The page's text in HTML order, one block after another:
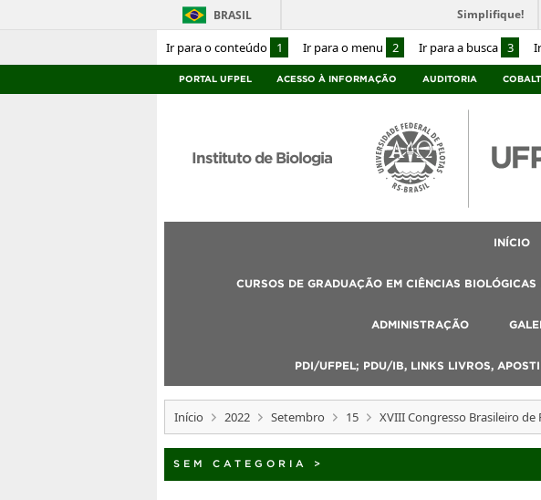
Ir para o conteúdo 1 Ir para o menu 2 Ir para a busca 3
BRASIL Simplifique!
PORTAL UFPEL ACESSO À INFORMAÇÃO AUDITORIA
Instituto de Biologia
INÍCIO
CURSOS DE GRADUAÇÃO EM CIÊNCIAS
ADMINISTRAÇÃO
PDI/UFPEL; PDU/IB, LINKS LIVROS,
Início 2022 Setembro 15 XVIII Congresso Brasileiro
SEM CATEGORIA >